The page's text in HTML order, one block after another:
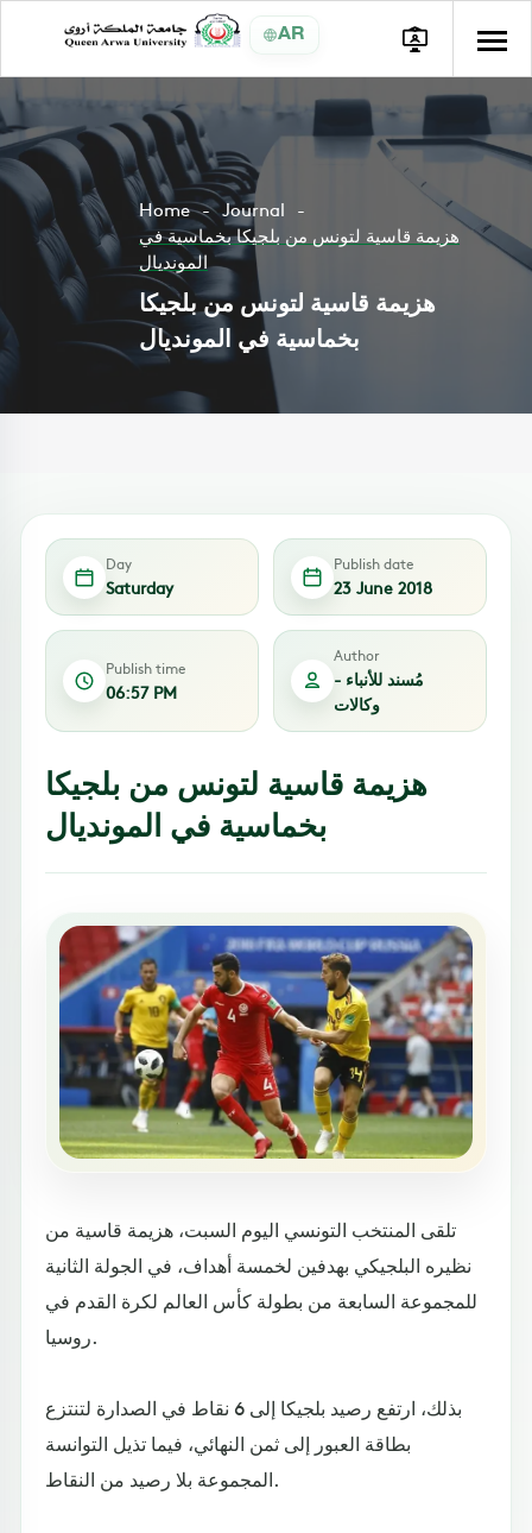
AR
Home
Journal
هزيمة قاسية لتونس من بلجيكا بخماسية في
المونديال
هزيمة قاسية لتونس من بلجيكا
بخماسية في المونديال
Day
Saturday
Publish date
23 June 2018
Publish time
06:57 PM
Author
مُسند للأنباء -
وكالات
هزيمة قاسية لتونس من بلجيكا
بخماسية في المونديال
تلقى المنتخب التونسي اليوم السبت، هزيمة قاسية من
نظيره البلجيكي بهدفين لخمسة أهداف، في الجولة الثانية
للمجموعة السابعة من بطولة كأس العالم لكرة القدم في
روسيا.
بذلك، ارتفع رصيد بلجيكا إلى 6 نقاط في الصدارة لتنتزع
بطاقة العبور إلى ثمن النهائي، فيما تذيل التوانسة
المجموعة بلا رصيد من النقاط.